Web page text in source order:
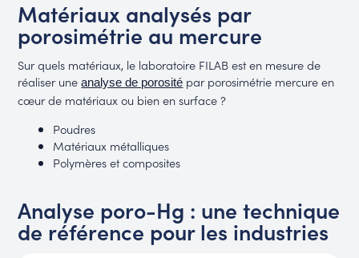
Matériaux analysés par
porosimétrie au mercure
Sur quels matériaux, le laboratoire FILAB est en mesure de
réaliser uneanalyse de porosité par porosimétrie mercure en
cœur de matériaux ou bien en surface ?
Poudres
Matériaux métalliques
Polymères et composites
Analyse poro-Hg : une technique
de référence pour les industries